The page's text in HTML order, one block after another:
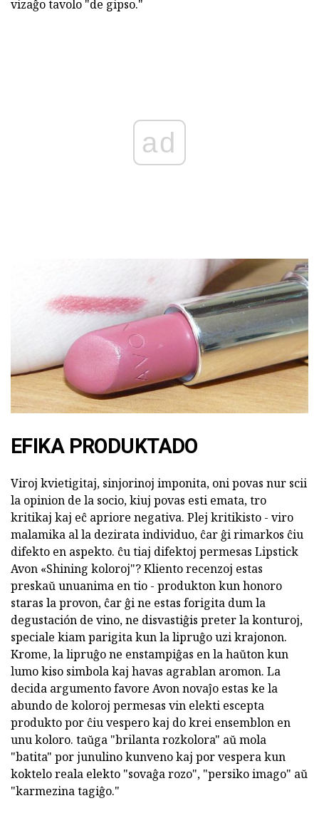
vizaĝo tavolo "de gipso."
ad
EFIKA PRODUKTADO
Viroj kvietigitaj, sinjorinoj imponita, oni povas nur scii
la opinion de la socio, kiuj povas esti emata, tro
kritikaj kaj eĉ apriore negativa. Plej kritikisto - viro
malamika al la dezirata individuo, ĉar ĝi rimarkos ĉiu
difekto en aspekto. ĉu tiaj difektoj permesas Lipstick
Avon «Shining koloroj"? Kliento recenzoj estas
preskaŭ unuanima en tio - produkton kun honoro
staras la provon, ĉar ĝi ne estas forigita dum la
degustación de vino, ne disvastiĝis preter la konturoj,
speciale kiam parigita kun la lipruĝo uzi krajonon.
Krome, la lipruĝo ne enstampiĝas en la haŭton kun
lumo kiso simbola kaj havas agrablan aromon. La
decida argumento favore Avon novaĵo estas ke la
abundo de koloroj permesas vin elekti escepta
produkto por ĉiu vespero kaj do krei ensemblon en
unu koloro. taŭga "brilanta rozkolora" aŭ mola
"batita" por junulino kunveno kaj por vespera kun
koktelo reala elekto "sovaĝa rozo", "persiko imago" aŭ
"karmezina tagiĝo."